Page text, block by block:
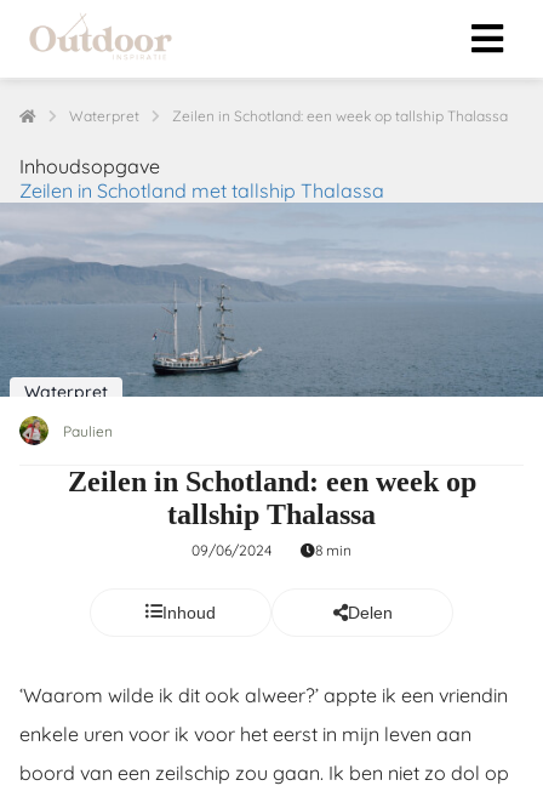
Waterpret Zeilen in Schotland: een week op tallship Thalassa
Inhoudsopgave
Zeilen in Schotland met tallship Thalassa
Waterpret
Paulien
Zeilen in Schotland: een week op
tallship Thalassa
09/06/2024 8 min
Inhoud Delen
‘Waarom wilde ik dit ook alweer?’ appte ik een vriendin
enkele uren voor ik voor het eerst in mijn leven aan
boord van een zeilschip zou gaan. Ik ben niet zo dol op
zijn
om